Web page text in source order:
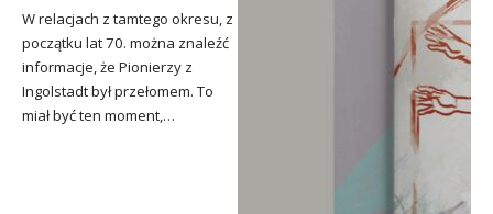
W relacjach z tamtego okresu, z
początku lat 70. można znaleźć
informacje, że Pionierzy z
Ingolstadt był przełomem. To
miał być ten moment,…